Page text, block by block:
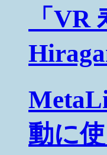
「
動に